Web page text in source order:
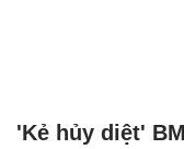
'Kẻ hủy diệt'